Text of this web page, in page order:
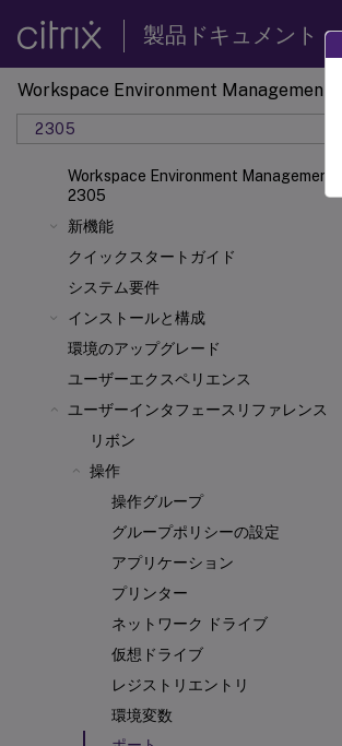
製品ドキュメント
Workspace Environment Management
2305
Workspace Environment Management
2305
新機能
クイックスタートガイド
システム要件
インストールと構成
環境のアップグレード
ユーザーエクスペリエンス
ユーザーインタフェースリファレンス
リボン
操作
操作グループ
グループポリシーの設定
アプリケーション
プリンター
ネットワーク ドライブ
仮想ドライブ
レジストリエントリ
環境変数